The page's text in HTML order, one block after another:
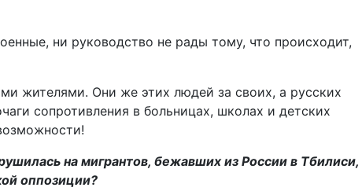
ни руководство не рады тому, что происходит,
жителями. Они же этих людей за своих, а русских
сопротивления в больницах, школах и детских
на мигрантов, бежавших из России в Тбилиси,
оппозиции?